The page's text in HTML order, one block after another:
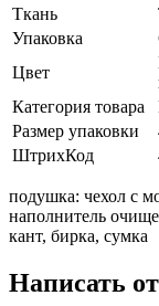
Ткань
Упаковка
Цвет
Категория товара
Размер упаковки
ШтрихКод
подушка: чехол с
наполнитель
кант, бирка, сумка
Написать